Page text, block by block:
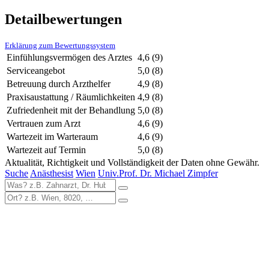
Detailbewertungen
Erklärung zum Bewertungssystem
Einfühlungsvermögen des Arztes 4,6 (9)
Serviceangebot
5,0 (8)
Betreuung durch Arzthelfer
4,9 (8)
Praxisaustattung / Räumlichkeiten 4,9 (8)
Zufriedenheit mit der Behandlung 5,0 (8)
Vertrauen zum Arzt
4,6 (9)
Wartezeit im Warteraum
4,6 (9)
Wartezeit auf Termin
5,0 (8)
Aktualität, Richtigkeit und Vollständigkeit der Daten ohne Gewähr.
Suche Anästhesist Wien Univ.Prof. Dr. Michael Zimpfer